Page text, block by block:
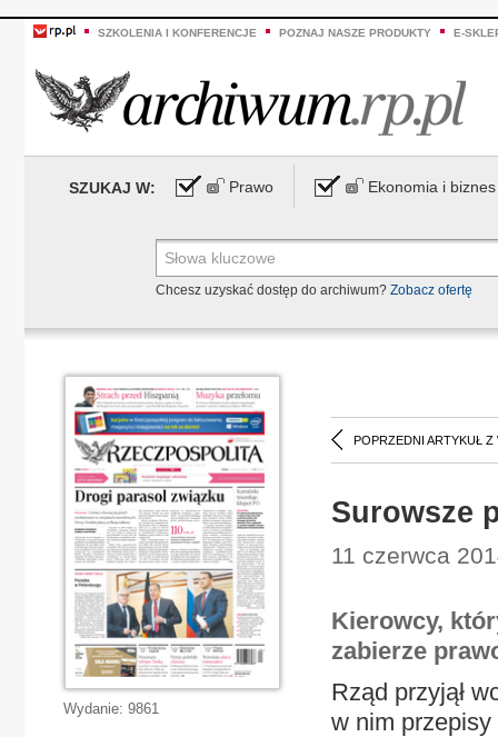
SZKOLENIA I KONFERENCJE POZNAJ NASZE PRODUKTY E-
SZUKAJ W: Prawo Ekonomia i biznes
Chcesz uzyskać dostęp do archiwum? Zobacz ofertę
POPRZEDNI ARTYKUŁ Z
Surowsze
11 czerwca
Kierowcy,
zabierze
Rząd przyjął
w nim
Wydanie: 9861